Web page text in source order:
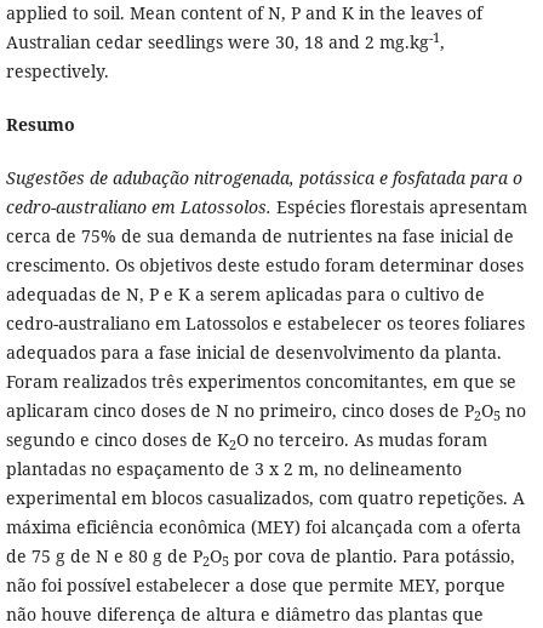
applied to soil. Mean content of N, P and K in the leaves of
Australian cedar seedlings were 30, 18 and 2 mg.kg-1,
respectively.
Resumo
Sugestões de adubação nitrogenada, potássica e fosfatada para o
cedro-australiano em Latossolos. Espécies florestais apresentam
cerca de 75% de sua demanda de nutrientes na fase inicial de
crescimento. Os objetivos deste estudo foram determinar doses
adequadas de N, P e K a serem aplicadas para o cultivo de
cedro-australiano em Latossolos e estabelecer os teores foliares
adequados para a fase inicial de desenvolvimento da planta.
Foram realizados três experimentos concomitantes, em que se
aplicaram cinco doses de N no primeiro, cinco doses de P2O5no
segundo e cinco doses de K2O no terceiro. As mudas foram
plantadas no espaçamento de 3 x 2 m, no delineamento
experimental em blocos casualizados, com quatro repetições. A
máxima eficiência econômica (MEY) foi alcançada com a oferta
de 75 g de N e 80 g de P2O5por cova de plantio. Para potássio,
não foi possível estabelecer a dose que permite MEY, porque
não houve diferença de altura e diâmetro das plantas que